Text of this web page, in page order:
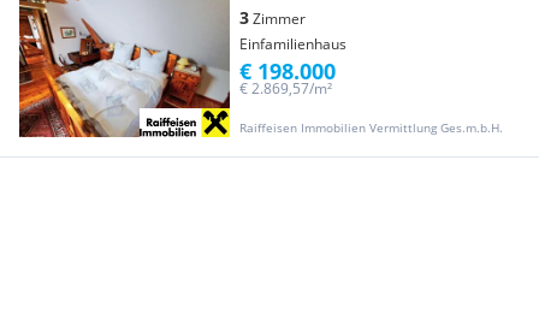
3Zimmer
Einfamilienhaus
Raiffeisen Immobilien Vermittlung Ges.m.b.H.
€ 2.869,57/m²
€ 198.000